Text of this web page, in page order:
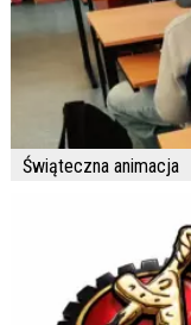
Świąteczna animacja